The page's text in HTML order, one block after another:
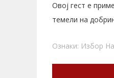
Овој гест е
темели на
Ознаки: Избор